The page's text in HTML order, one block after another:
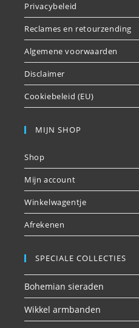
Privacybeleid
Reclames en retourzending
Algemene voorwaarden
Disclaimer
Cookiebeleid (EU)
MIJN SHOP
Shop
Mijn account
Winkelwagentje
Afrekenen
SPECIALE COLLECTIES
Bohemian sieraden
Wikkel armbanden